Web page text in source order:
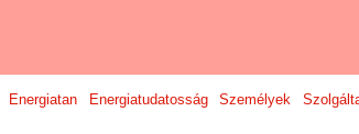
Energiatan Energiatudatosság Személyek